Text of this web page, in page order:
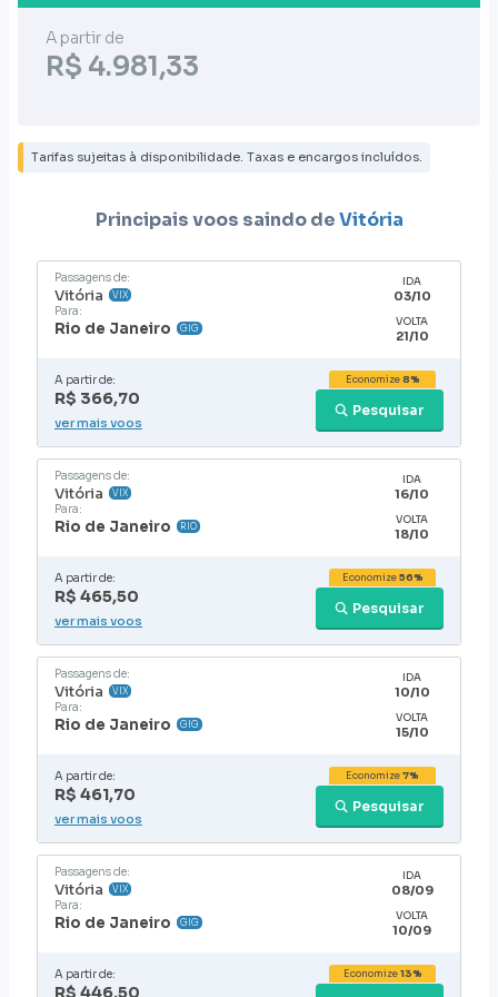
A partir de
R$ 4.981,33
Tarifas sujeitas à disponibilidade. Taxas e encargos incluídos.
Principais voos saindo deVitória
Passagens de:
Vitória VIX
Para:
Rio de Janeiro GIG
IDA
03/10
VOLTA
21/10
A partir de:
R$ 366,70
Pesquisar
Economize8%
ver mais voos
Passagens de:
Vitória VIX
Para:
Rio de Janeiro RIO
IDA
16/10
VOLTA
18/10
A partir de:
R$ 465,50
Pesquisar
Economize56%
ver mais voos
Passagens de:
Vitória VIX
Para:
Rio de Janeiro GIG
IDA
10/10
VOLTA
15/10
A partir de:
R$ 461,70
Pesquisar
Economize7%
ver mais voos
Passagens de:
Vitória VIX
Para:
Rio de Janeiro GIG
IDA
08/09
VOLTA
10/09
A partir de:
R$ 446,50
Economize13%